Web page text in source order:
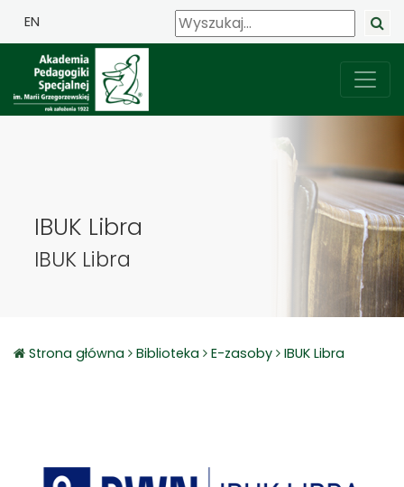
EN
IBUK Libra
IBUK Libra
Strona główna Biblioteka E-zasoby IBUK Libra